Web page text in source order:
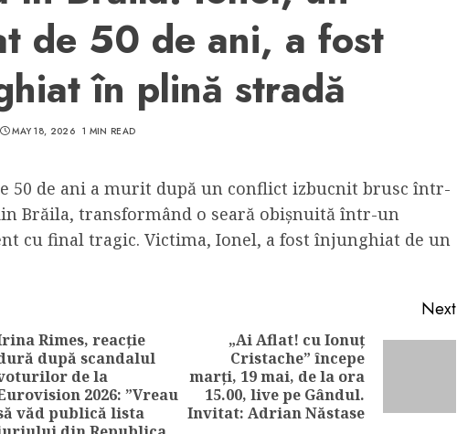
de 50 de ani, a fost
în plină stradă
MAY 18, 2026 1 MIN READ
50 de ani a murit după un conflict izbucnit brusc într-
Brăila, transformând o seară obișnuită într-un
cu final tragic. Victima, Ionel, a fost înjunghiat de un
Previous
post:
Rimes, reacție
după scandalul
de la
2026: ”Vreau
văd publică lista
Next
Next
post:
„Ai Aflat! cu Ionuț
Cristache” începe
marți, 19 mai, de la ora
15.00, live pe Gândul.
Invitat: Adrian Năstase